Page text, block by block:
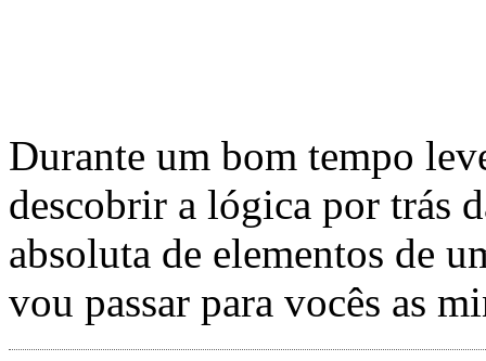
Durante um bom tempo
descobrir a lógica por trás
absoluta de elementos de
vou passar para vocês as